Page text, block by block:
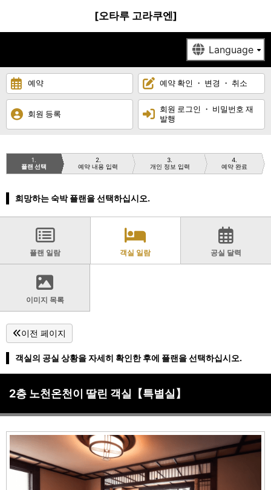
[오타루 고라쿠엔]
예약 예약 확인 ・ 변경 ・ 취소
회원 등록
회원 로그인 ・ 비밀번호 재
발행
1
플랜 선택
2
예약 내용 입력
3
개인 정보 입력
4
예약 완료
희망하는 숙박 플랜을 선택하십시오.
플랜 일람 객실 일람 공실 달력
이미지 목록
이전 페이지
객실의 공실 상황을 자세히 확인한 후에 플랜을 선택하십시오.
2층 노천온천이 딸린 객실【특별실】